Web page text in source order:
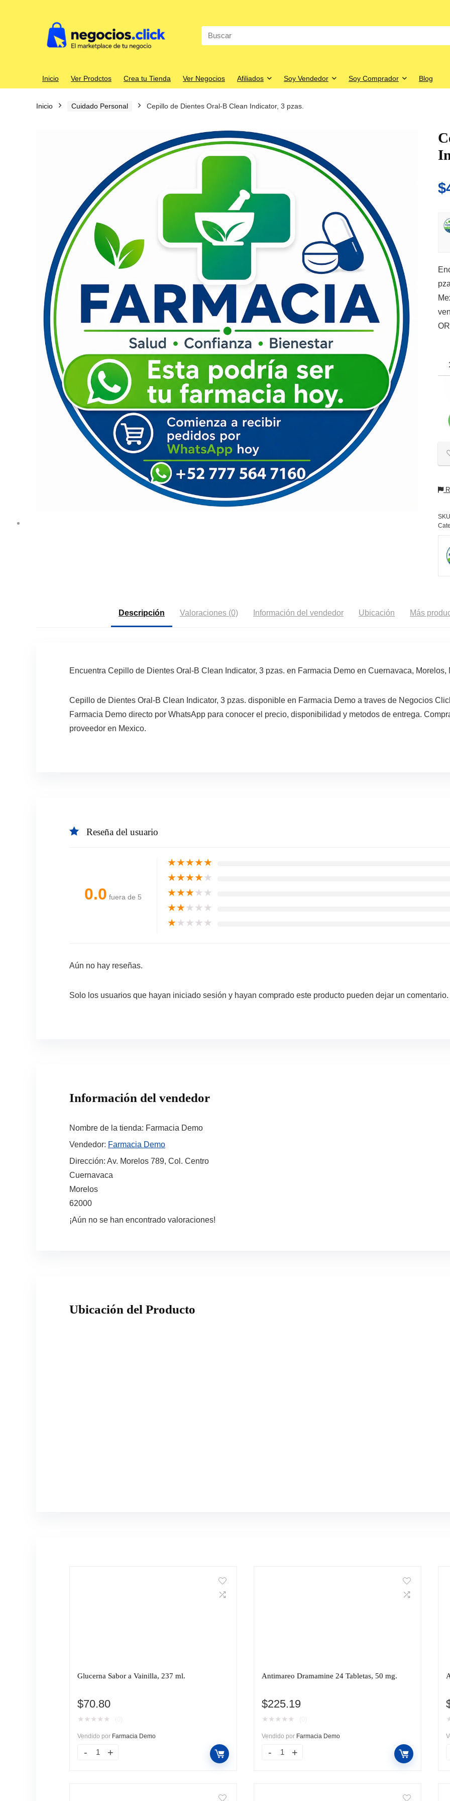
Search
for:
Inicio Ver Prodctos Crea tu Tienda Ver Negocios Afiliados Soy Vendedor Soy Comprador Blog
Inicio Cuidado Personal Cepillo de Dientes Oral-B Clean Indicator, 3 pzas.
$
Descripción Valoraciones (0) Información del vendedor Ubicación Más
Encuentra Cepillo de Dientes Oral-B Clean Indicator, 3 pzas. en Farmacia Demo en Cuernavaca, Morelos,
Cepillo de Dientes Oral-B Clean Indicator, 3 pzas. disponible en Farmacia Demo a traves de Negocios
Farmacia Demo directo por WhatsApp para conocer el precio, disponibilidad y metodos de entrega.
proveedor en Mexico.
Reseña del usuario
0.0 fuera de 5
★★★★★
★★★★★
★★★★★
★★★★★
★★★★★
Aún no hay reseñas.
Solo los usuarios que hayan iniciado sesión y hayan comprado este producto pueden dejar un comentario.
Información del vendedor
Nombre de la tienda: Farmacia Demo
Vendedor: Farmacia Demo
Dirección: Av. Morelos 789, Col. Centro
Cuernavaca
Morelos
62000
¡Aún no se han encontrado valoraciones!
Ubicación del Producto
Glucerna Sabor a Vainilla, 237 ml.
$70.80
★ ★ ★ ★ ★
Vendido por Farmacia Demo
Antimareo Dramamine 24 Tabletas, 50 mg.
$225.19
★ ★ ★ ★ ★
Vendido por Farmacia Demo